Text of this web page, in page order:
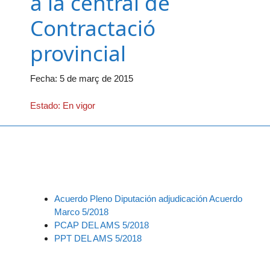
Contractació
provincial
Fecha: 5 de març de 2015
Estado: En vigor
Acuerdo Pleno Diputación adjudicación Acuerdo
Marco 5/2018
PCAP DEL AMS 5/2018
PPT DEL AMS 5/2018